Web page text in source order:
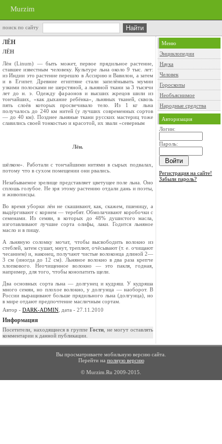
Murzim
поиск по сайту
ЛЁН
ЛЁН
Лён (Linum) — быть может, первое прядильное растение,
ставшее известным человеку. Культуре льна около 9 тыс. лет:
из Индии это растение перешло в Ассирию и Вавилон, а затем
и в Египет. Древние египтяне стали запелёны­вать мумии
узкими полосками не шерстяной, а льняной ткани за 3 тысячи
лет до н. э. Одежду фараонов и высших жрецов шили из
тончай­ших, «как дыхание ребёнка», льняных тканей, сквозь
пять слоёв которых просвечивало тело. Из 1 кг льна
получалось до 240 км нитей (у лучших современных сортов
— до 40 км). Позднее льня­ные ткани русских мастериц тоже
славились своей тонкостью и красотой, их звали «северным
Лён.
шёлком». Работали с тончайшими нитями в сырых подвалах,
потому что в сухом помещении они рвались.
Незабываемое зрелище представляет цвету­щее поле льна. Оно
сплошь голубое. Не зря этому растению отдали дань и поэты,
и живописцы.
Во время уборки лён не скашивают, как, скажем, пшеницу, а
выдёргивают с корнем — теребят. Обмолачивают коробочки с
семенами. Из семян, в которых до 48% душистого масла,
изготавливают лучшие сорта олифы, лаки. Го­дится льняное
масло и в пищу.
А льняную соломку мочат, чтобы высвободить волокно из
стеблей, затем сушат, мнут, треплют, очёсывают (т. е. очи­щают
чесанием) и, наконец, получа­ют чистые волоконца длиной 2—
3 см (иногда до 12 см). Льняное волокно в два раза крепче
хлоп­кового. Неочищенное волокно — это пакля, год­ная,
например, для того, чтобы конопатить ще­ли.
Два основных сорта льна — долгунец и куд­ряш. У кудряша
много семян, но плохое волок­но, у долгунца — наоборот. В
России выращива­ют больше прядильного льна (долгунца), но
в мире отдают предпочтение масличным сортам.
Автор - DARK-ADMIN , дата - 27.11.2010
Информация
Посетители, находящиеся в группе Гости, не могут оставлять
комментарии к данной публикации.
Меню
Энциклопедии
Наука
Человек
Гороскопы
Необъяснимое
Народные средства
Авторизация
Логин:
Пароль:
Регистрация на сайте!
Забыли пароль?
Вы просматриваете мобильную версию сайта.
Перейти на полную версию
© Murzim.Ru 2009-2015.